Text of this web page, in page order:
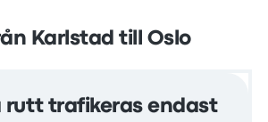
Karlstad till Oslo
rutt trafikeras endast